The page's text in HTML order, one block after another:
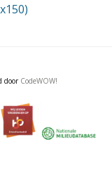
door CodeWOW!